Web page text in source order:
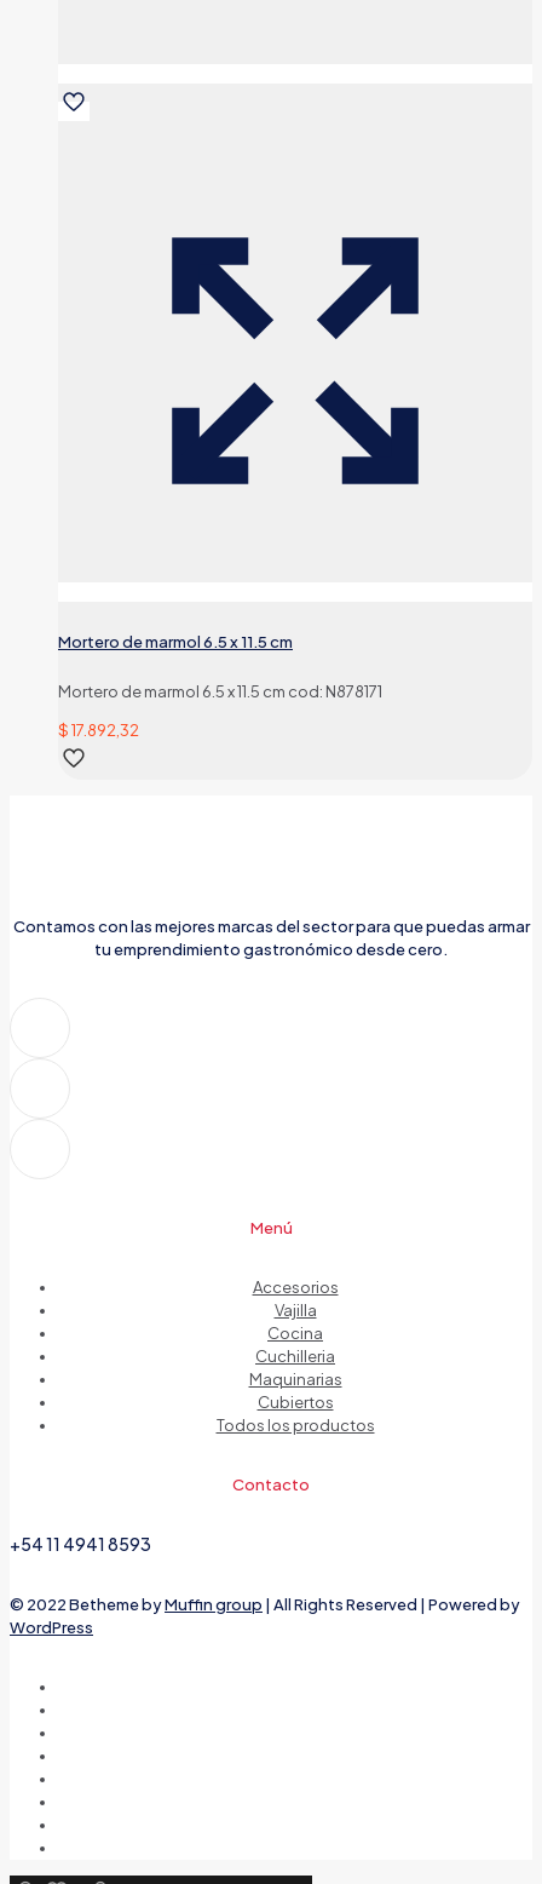
Mortero de marmol 6.5 x 11.5 cm
Mortero de marmol 6.5 x 11.5 cm cod: N878171
$17.892,32
Contamos con las mejores marcas del sector para que puedas armar
tu emprendimiento gastronómico desde cero.
Menú
Accesorios
Vajilla
Cocina
Cuchilleria
Maquinarias
Cubiertos
Todos los productos
Contacto
+54 11 4941 8593
© 2022 Betheme byMuffin group | All Rights Reserved | Powered by
WordPress